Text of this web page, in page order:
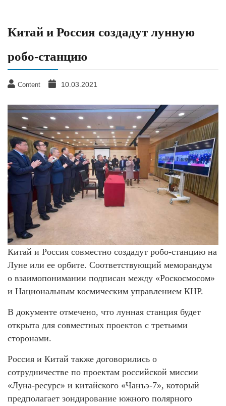
Китай и Россия создадут лунную
робо-станцию
Content 10.03.2021
Китай и Россия совместно создадут робо-станцию на
Луне или ее орбите. Соответствующий меморандум
о взаимопонимании подписан между «Роскосмосом»
и Национальным космическим управлением КНР.
В документе отмечено, что лунная станция будет
открыта для совместных проектов с третьими
сторонами.
Россия и Китай также договорились о
сотрудничестве по проектам российской миссии
«Луна-ресурс» и китайского «Чанъэ-7», который
предполагает зондирование южного полярного